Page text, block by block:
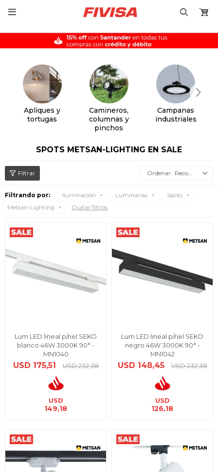

Apliques y
tortugas
Camineros,
columnas y
pinchos
Campanas
industriales
SPOTS METSAN-LIGHTING EN SALE
Recomendados
Filtrando por: Iluminación Luminarias
Spots
Metsan-Lighting
Quitar filtros
Lum LED lineal p/riel SEKO
blanco 46W 3000K 90° -
MN1040
USD 175,51 USD 232,38
USD
149,18
Lum LED lineal p/riel SEKO
negro 46W 3000K 90° -
MN1042
USD 148,45 USD 232,38
USD
126,18